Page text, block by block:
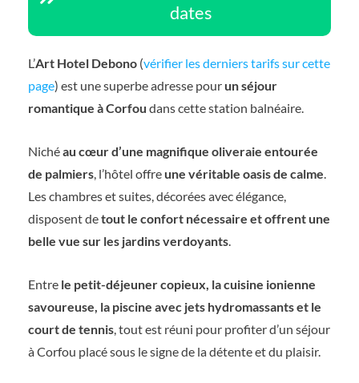
dates
L’Art Hotel Debono (vérifier les derniers tarifs sur cette
page) est une superbe adresse pour un séjour
romantique à Corfou dans cette station balnéaire.
Nichéau cœur d’une magnifique oliveraie entourée
de palmiers , l’hôtel offre une véritable oasis de calme
Les chambres et suites, décorées avec élégance,
disposent detout le confort nécessaire et offrent une
belle vue sur les jardins verdoyants
Entre le petit-déjeuner copieux, la cuisine ionienne
savoureuse, la piscine avec jets hydromassants et le
court de tennis , tout est réuni pour profiter d’un séjour
à Corfou placé sous le signe de la détente et du plaisir.